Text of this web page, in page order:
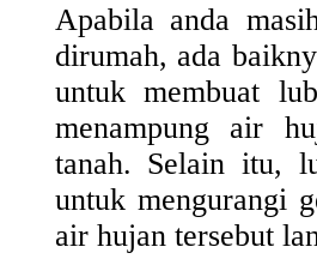
Apabila anda
dirumah, ada
untuk membuat
menampung air
tanah. Selain itu,
untuk mengurangi
air hujan tersebut